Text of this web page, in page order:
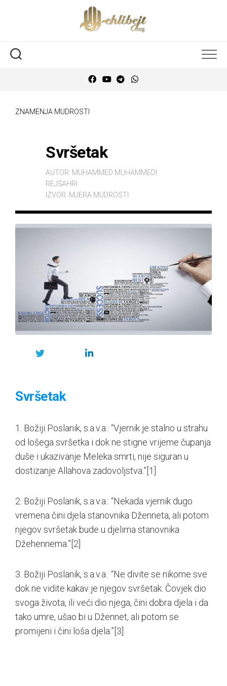
ZNAMENJA MUDROSTI
Svršetak
AUTOR: MUHAMMED MUHAMMEDI
REJŠAHRI
IZVOR: MJERA MUDROSTI
Svršetak
1. Božiji Poslanik, s.a.v.a.: “Vjernik je stalno u strahu
od lošega svršetka i dok ne stigne vrijeme čupanja
duše i ukazivanje Meleka smrti, nije siguran u
dostizanje Allahova zadovoljstva.”[1]
2. Božiji Poslanik, s.a.v.a.: “Nekada vjernik dugo
vremena čini djela stanovnika Dženneta, ali potom
njegov svršetak bude u djelima stanovnika
Džehennema.”[2]
3. Božiji Poslanik, s.a.v.a.: “Ne divite se nikome sve
dok ne vidite kakav je njegov svršetak. Čovjek dio
svoga života, ili veći dio njega, čini dobra djela i da
tako umre, ušao bi u Džennet, ali potom se
promijeni i čini loša djela.”[3]